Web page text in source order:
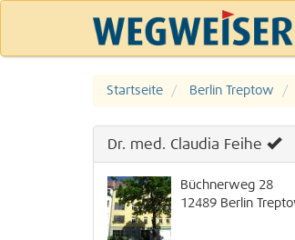
Startseite Berlin Treptow
Dr. med. Claudia Feihe
Büchnerweg 28
12489 Berlin